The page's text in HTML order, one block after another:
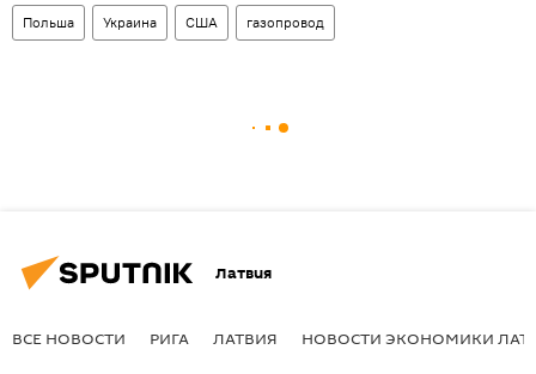
Польша Украина США газопровод
Латвия
ВСЕ НОВОСТИ РИГА ЛАТВИЯ НОВОСТИ ЭКОНОМИКИ